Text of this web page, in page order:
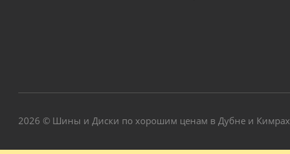
2026 © Шины и Диски по хорошим ценам в Дубне и Кимрах